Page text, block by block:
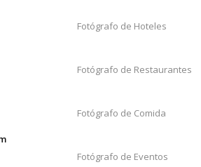
Fotógrafo de Hoteles
Fotógrafo de Restaurantes
Fotógrafo de Comida
Fotógrafo de Eventos